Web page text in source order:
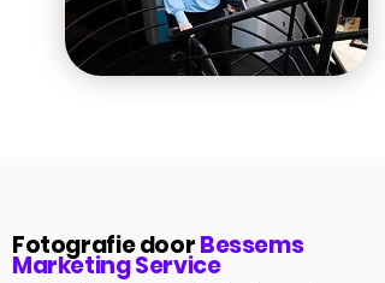
Fotografie doorBessems
Marketing Service